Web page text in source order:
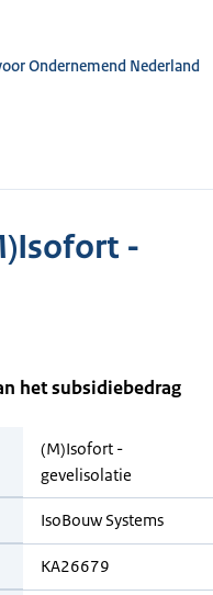
Ondernemend Nederland
-
het subsidiebedrag
(M)Isofort -
gevelisolatie
IsoBouw Systems
KA26679